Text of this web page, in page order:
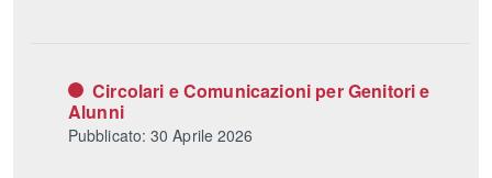
Circolari e Comunicazioni per Genitori e
Alunni
Pubblicato: 30 Aprile 2026